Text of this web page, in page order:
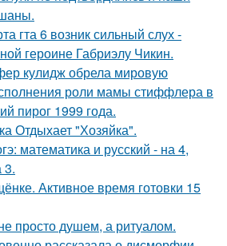
гта 6 возник сильный слух -
героине Габриэлу Чикин.
кулидж обрела мировую
роли мамы стиффлера в
пирог 1999 года.
Отдыхает "Хозяйка".
математика и русский - на 4,
3.
Активное время готовки 15
просто душем, а ритуалом.